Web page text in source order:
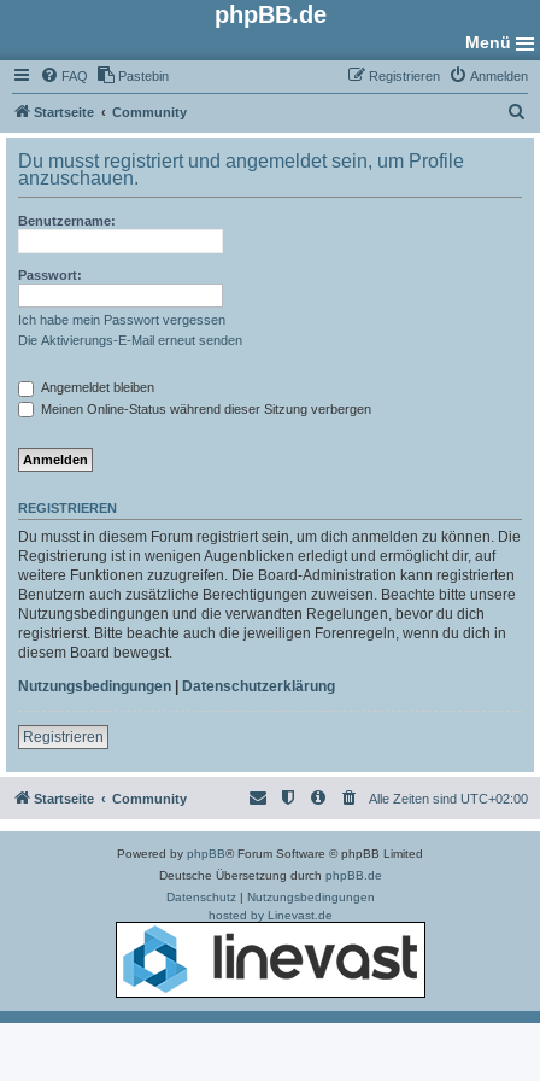
phpBB.de
Menü
FAQ Pastebin Anmelden
Registrieren
Startseite Community
u
Du musst registriert und angemeldet sein, um Profile
anzuschauen.
Benutzername:
Passwort:
Ich habe mein Passwort vergessen
Die Aktivierungs-E-Mail erneut senden
Angemeldet bleiben
Meinen Online-Status während dieser Sitzung verbergen
REGISTRIEREN
Du musst in diesem Forum registriert sein, um dich anmelden zu können. Die
Registrierung ist in wenigen Augenblicken erledigt und ermöglicht dir, auf
weitere Funktionen zuzugreifen. Die Board-Administration kann registrierten
Benutzern auch zusätzliche Berechtigungen zuweisen. Beachte bitte unsere
Nutzungsbedingungen und die verwandten Regelungen, bevor du dich
registrierst. Bitte beachte auch die jeweiligen Forenregeln, wenn du dich in
diesem Board bewegst.
Nutzungsbedingungen | Datenschutzerklärung
Registrieren
Startseite Community Alle Zeiten sind UTC+02:00
Powered by phpBB® Forum Software © phpBB Limited
Deutsche Übersetzung durch phpBB.de
Datenschutz| Nutzungsbedingungen
hosted by Linevast.de